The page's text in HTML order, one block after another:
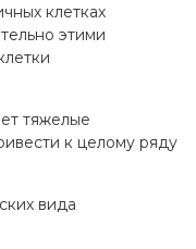
клетках
этими
тяжелые
к целому ряду
вида